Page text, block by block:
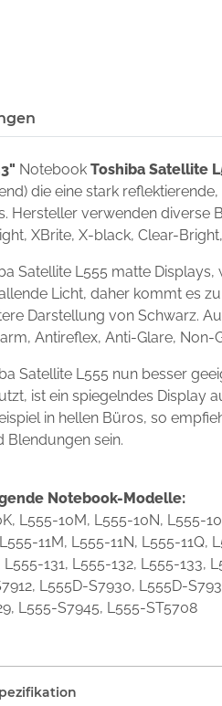
Notebook Toshiba Satellite
die eine stark
Hersteller verwenden diverse
XBrite, X-black, Clear-
Satellite L555 matte
Licht, daher kommt es
Darstellung von Schwarz.
Antireflex, Anti-Glare,
Satellite L555 nun besser
ist ein spiegelndes
in hellen Büros, so
Blendungen sein.
Notebook-Modelle:
L555-10M, L555-10N, L555-
11M, L555-11N, L555-
131, L555-132, L555-
L555D-S7930, L555D-
L555-S7945, L555-ST5708